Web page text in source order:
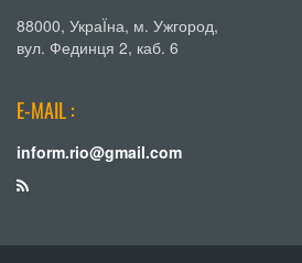
88000, УкраЇна, м. Ужгород,
вул. Фединця 2, каб. 6
E-MAIL :
inform.rio@gmail.com